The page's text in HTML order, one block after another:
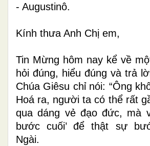
- Augustinô.
Kính thưa Anh Chị em,
Tin Mừng hôm nay kể về
hỏi đúng, hiểu đúng và trả
Chúa Giêsu chỉ nói: “Ông
Hoá ra, người ta có thể rất
qua dáng vẻ đạo đức, mà
bước cuối’ để thật sự
Ngài.